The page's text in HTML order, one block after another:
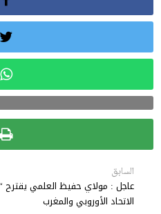
السابق
عاجل : مولاي حفيظ العلمي يقترح
الاتحاد الأوروبي والمغرب